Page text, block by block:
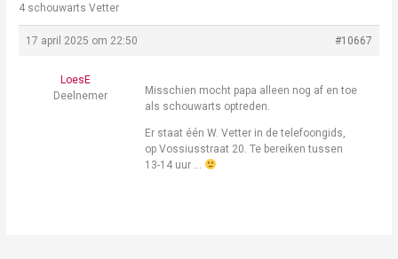
4 schouwarts Vetter
17 april 2025 om 22:50 #10667
LoesE
Deelnemer
Misschien mocht papa alleen nog af en toe
als schouwarts optreden.
Er staat één W. Vetter in de telefoongids,
op Vossiusstraat 20. Te bereiken tussen
13-14 uur …